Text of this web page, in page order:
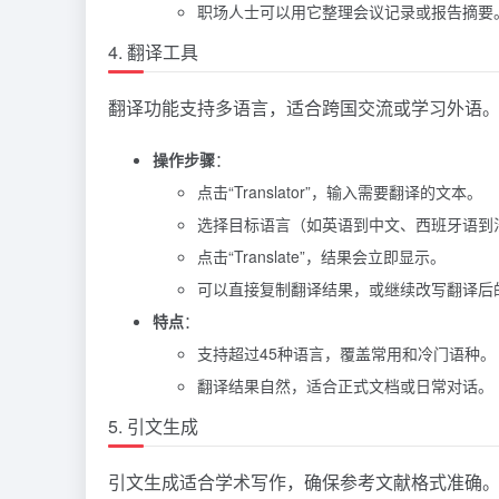
职场人士可以用它整理会议记录或报告摘要。
4. 翻译工具
翻译功能支持多语言，适合跨国交流或学习外语。
操作步骤：
点击“Translator”，输入需要翻译的文本。
选择目标语言（如英语到中文、西班牙语到
点击“Translate”，结果会立即显示。
可以直接复制翻译结果，或继续改写翻译后
特点：
支持超过45种语言，覆盖常用和冷门语种。
翻译结果自然，适合正式文档或日常对话。
5. 引文生成
引文生成适合学术写作，确保参考文献格式准确。